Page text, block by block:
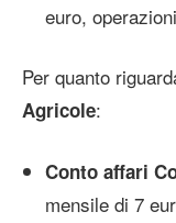
euro,
Per quanto
Agricole:
Conto affari
mensile di 7